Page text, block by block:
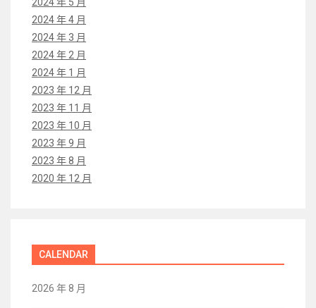
2024 年 5 月
2024 年 4 月
2024 年 3 月
2024 年 2 月
2024 年 1 月
2023 年 12 月
2023 年 11 月
2023 年 10 月
2023 年 9 月
2023 年 8 月
2020 年 12 月
CALENDAR
2026 年 8 月